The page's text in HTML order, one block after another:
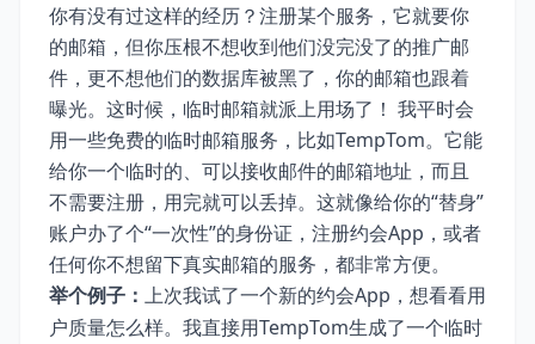
你有没有过这样的经历？注册某个服务，它就要你
的邮箱，但你压根不想收到他们没完没了的推广邮
件，更不想他们的数据库被黑了，你的邮箱也跟着
曝光。这时候，临时邮箱就派上用场了！ 我平时会
用一些免费的临时邮箱服务，比如TempTom。它能
给你一个临时的、可以接收邮件的邮箱地址，而且
不需要注册，用完就可以丢掉。这就像给你的“替身”
账户办了个“一次性”的身份证，注册约会App，或者
任何你不想留下真实邮箱的服务，都非常方便。
举个例子： 上次我试了一个新的约会App，想看看用
户质量怎么样。我直接用TempTom生成了一个临时